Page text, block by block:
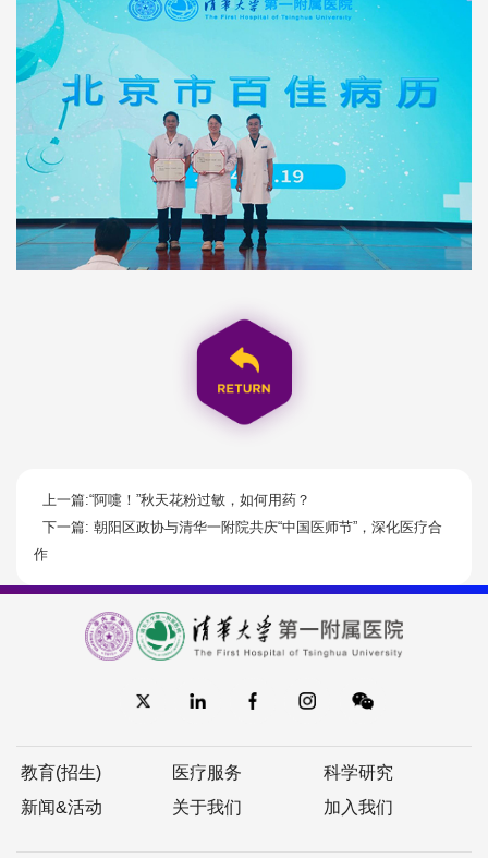
上一篇:“阿嚏！”秋天花粉过敏，如何用药？
下一篇: 朝阳区政协与清华一附院共庆“中国医师节”，深化医疗合
作
教育(招生) 医疗服务
科学研究
新闻&活动
关于我们 加入我们